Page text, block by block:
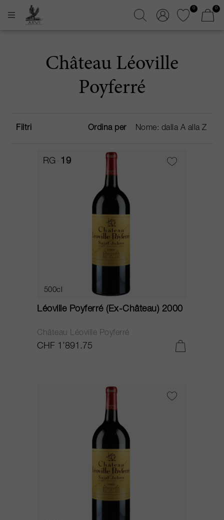
0 0
Château Léoville
Poyferré
Filtri Ordina per
RG 19
500cl
Léoville Poyferré (Ex-Château) 2000
Château Léoville Poyferré
CHF 1’891.75